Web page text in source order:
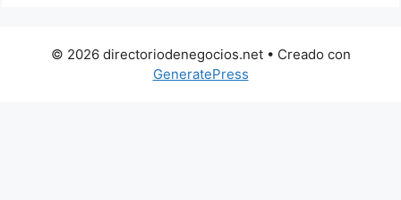
© 2026 directoriodenegocios.net• Creado con
GeneratePress